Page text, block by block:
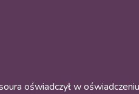
oświadczył w